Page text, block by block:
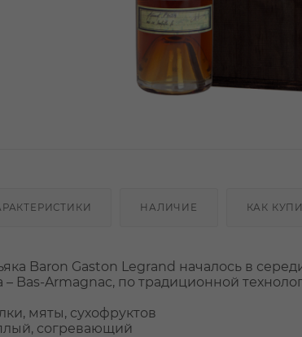
НАЛИЧИЕ КАК
Baron Gaston Legrand началось в
Bas-Armagnac, по традиционной
мяты, сухофруктов
согревающий